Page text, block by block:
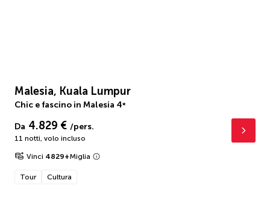
Malesia, Kuala Lumpur
Chic e fascino in Malesia 4*
Da 4.829 € /pers.
11 notti, volo incluso
Vinci 4829+Miglia
Tour Cultura